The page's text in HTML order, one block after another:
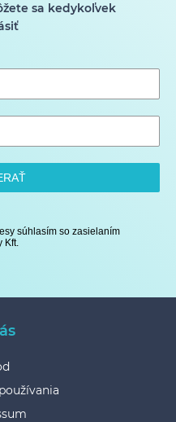
sa kedykoľvek
súhlasím so zasielaním
Kft.